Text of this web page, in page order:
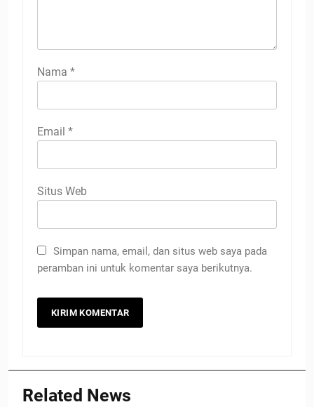
Nama *
Email *
Situs Web
Simpan nama, email, dan situs web saya pada
peramban ini untuk komentar saya berikutnya.
Related News